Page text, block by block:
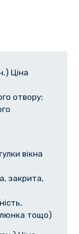
Ціна
отвору;
вікна
закрита,
тощо)